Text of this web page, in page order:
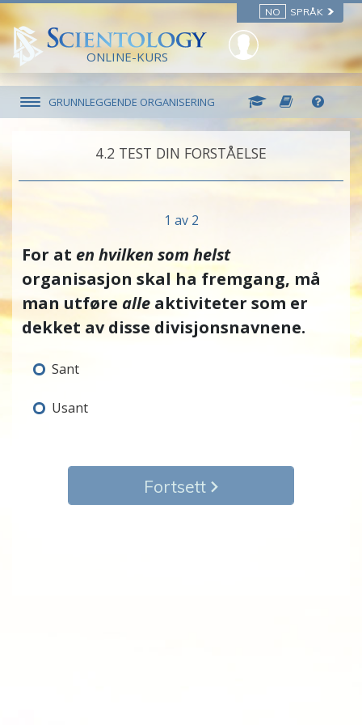
NO SPRÅK
ONLINE-KURS
GRUNNLEGGENDE ORGANISERING
4.‎2 TEST DIN FORSTÅELSE
1 av 2
For at en hvilken som helst
organisasjon skal ha fremgang, må
man utføre alle aktiviteter som er
dekket av disse divisjonsnavnene.
Sant
Usant
Fortsett